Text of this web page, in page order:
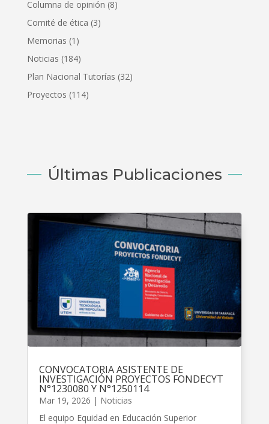
Columna de opinión (8)
Comité de ética (3)
Memorias (1)
Noticias (184)
Plan Nacional Tutorías (32)
Proyectos (114)
Últimas Publicaciones
CONVOCATORIA ASISTENTE DE
INVESTIGACIÓN PROYECTOS FONDECYT
N°1230080 Y N°1250114
Mar 19, 2026 | Noticias
El equipo Equidad en Educación Superior